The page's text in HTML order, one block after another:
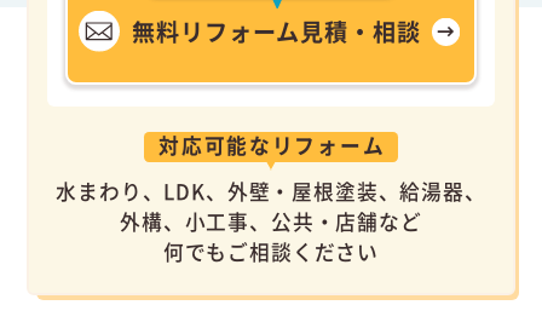
無料リフォーム見積・相談
対応可能なリフォーム
水まわり、LDK、外壁・屋根塗装、給湯器、
外構、小工事、公共・店舗など
何でもご相談ください